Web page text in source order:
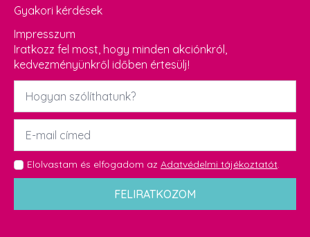
Gyakori kérdések
Impresszum
Iratkozz fel most, hogy minden akciónkról,
kedvezményünkről időben értesülj!
Név
Email
GDPR
*
Elolvastam és elfogadom az Adatvédelmi tájékoztatót.
FELIRATKOZOM